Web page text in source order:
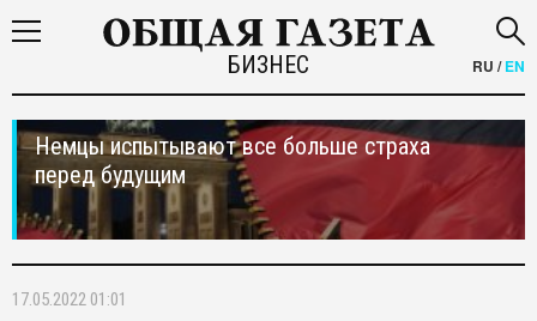
БИЗНЕС RU /EN
Немцы испытывают все больше страха
перед будущим
17.05.2022 01:01